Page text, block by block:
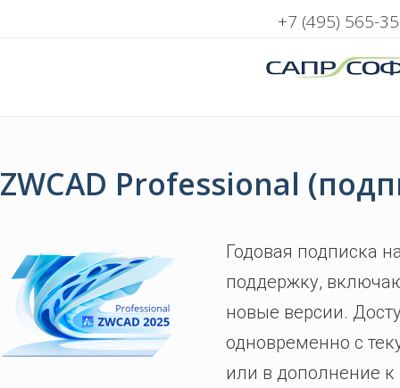
+7 (495) 565-
ZWCAD Professional
Годовая подписка
поддержку,
новые версии.
одновременно с
или в дополнение